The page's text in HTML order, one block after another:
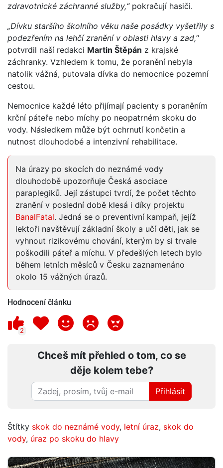
zdravotnické záchranné služby,“pokračují hasiči.
„Dívku staršího školního věku naše posádky vyšetřily s
podezřením na lehčí zranění v oblasti hlavy a zad,“
potvrdil naší redakci Martin Štěpán z krajské
záchranky. Vzhledem k tomu, že poranění nebyla
natolik vážná, putovala dívka do nemocnice pozemní
cestou.
Nemocnice každé léto přijímají pacienty s poraněním
krční páteře nebo míchy po neopatrném skoku do
vody. Následkem může být ochrnutí končetin a
nutnost dlouhodobé a intenzivní rehabilitace.
Na úrazy po skocích do neznámé vody
dlouhodobě upozorňuje Česká asociace
paraplegiků. Její zástupci tvrdí, že počet těchto
zranění v poslední době klesá i díky projektu
BanalFatal. Jedná se o preventivní kampaň, jejíž
lektoři navštěvují základní školy a učí děti, jak se
vyhnout rizikovému chování, kterým by si trvale
poškodili páteř a míchu. V předešlých letech bylo
během letních měsíců v Česku zaznamenáno
okolo 15 vážných úrazů.
Hodnocení článku
2
Chceš mít přehled o tom, co se
děje kolem tebe?
Přihlásit
Štítky skok do neznámé vody, letní úraz, skok do
vody, úraz po skoku do hlavy